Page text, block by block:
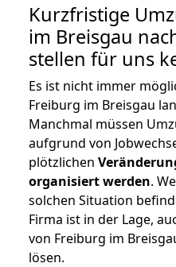
Kurzfristige
im Breisgau
stellen für uns
Es ist nicht immer
Freiburg im Breisgau
Manchmal müssen
aufgrund von
plötzlichen
organisiert werden.
solchen Situation
Firma ist in der Lage,
von Freiburg im
lösen.